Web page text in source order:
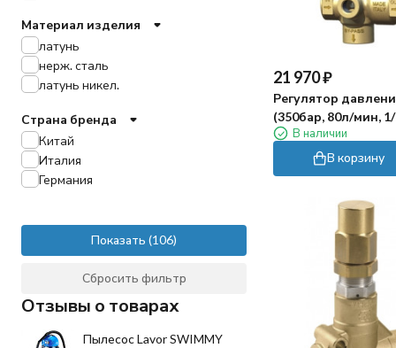
21 970₽
Регулятор
(350бар, 80л/мин,
pass 1/2"г, отв.
В наличии
В корзину
TIMAX
HXM
H168
UV31
VB450/300
VB80/280
VB36
VB33
VB80/150
VB85/310
Pulsar RV
VB40/1000
VB250/500
Материал изделия
латунь
нерж. сталь
латунь никел.
Страна бренда
Китай
Италия
Германия
Показать
Сбросить фильтр
Отзывы о товарах
Пылесос Lavor SWIMMY